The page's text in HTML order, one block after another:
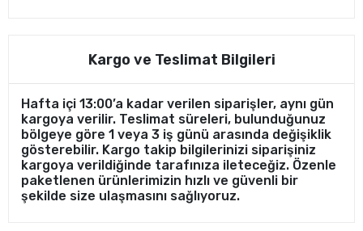
Kargo ve Teslimat Bilgileri
Hafta içi 13:00’a kadar verilen siparişler, aynı gün
kargoya verilir. Teslimat süreleri, bulunduğunuz
bölgeye göre 1 veya 3 iş günü arasında değişiklik
gösterebilir. Kargo takip bilgilerinizi siparişiniz
kargoya verildiğinde tarafınıza ileteceğiz. Özenle
paketlenen ürünlerimizin hızlı ve güvenli bir
şekilde size ulaşmasını sağlıyoruz.